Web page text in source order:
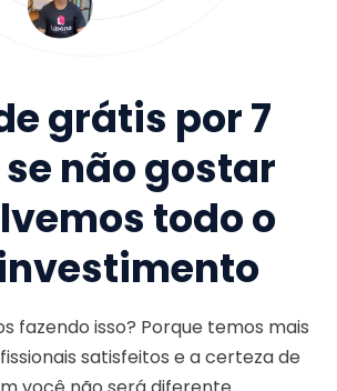
grátis por 7
não gostar
todo o
fazendo isso? Porque temos mais
satisfeitos e a certeza de